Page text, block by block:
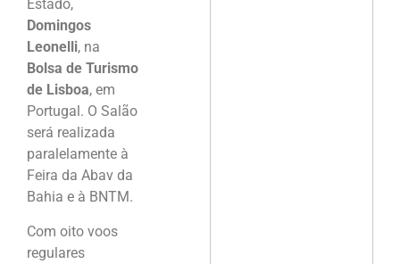
Estado,
Domingos
Leonelli, na
Bolsa de Turismo
de Lisboa, em
Portugal. O Salão
será realizada
paralelamente à
Feira da Abav da
Bahia e à BNTM.
Com oito voos
regulares